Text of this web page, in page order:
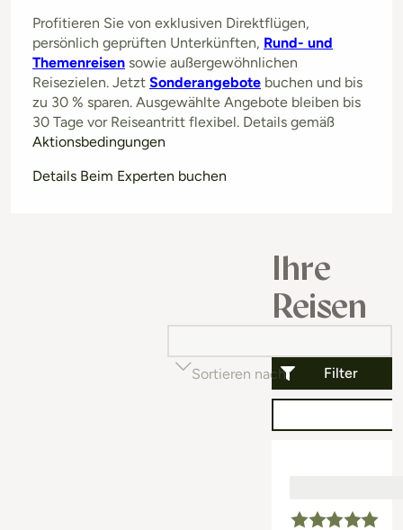
Profitieren Sie von exklusiven Direktflügen,
persönlich geprüften Unterkünften, Rund- und
Themenreisen sowie außergewöhnlichen
Reisezielen. Jetzt Sonderangebote buchen und bis
zu 30 % sparen. Ausgewählte Angebote bleiben bis
30 Tage vor Reiseantritt flexibel. Details gemäß
Aktionsbedingungen
Details Beim Experten buchen
Ihre
Reisen
Filter
Sortieren nach Beliebtheit